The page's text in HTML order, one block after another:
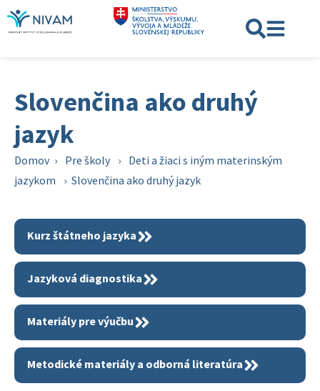
Slovenčina ako druhý
jazyk
Domov › Pre školy › Deti a žiaci s iným materinským
jazykom
› Slovenčina ako druhý jazyk
Kurz štátneho jazyka
Jazyková diagnostika
Materiály pre výučbu
Metodické materiály a odborná literatúra